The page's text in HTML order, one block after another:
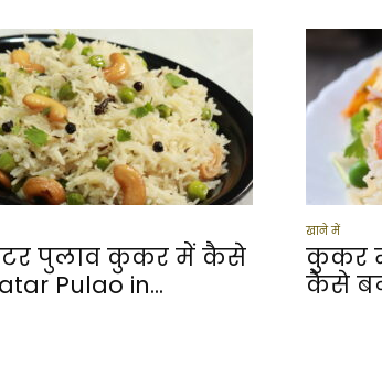
पुलाव कुकर में कैसे
Pulao in...
खाने में
कुकर
कैसे